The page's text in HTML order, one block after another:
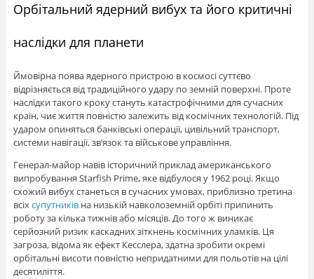
Орбітальний ядерний вибух та його критичні
наслідки для планети
Ймовірна поява ядерного пристрою в космосі суттєво
відрізняється від традиційного удару по земній поверхні. Проте
наслідки такого кроку стануть катастрофічними для сучасних
країн, чиє життя повністю залежить від космічних технологій. Під
ударом опиняться банківські операції, цивільний транспорт,
системи навігації, зв’язок та військове управління.
Генерал-майор навів історичний приклад американського
випробування Starfish Prime, яке відбулося у 1962 році. Якщо
схожий вибух станеться в сучасних умовах, приблизно третина
всіхсупутниківна низькій навколоземній орбіті припинить
роботу за кілька тижнів або місяців. До того ж виникає
серйозний ризик каскадних зіткнень космічних уламків. Ця
загроза, відома як ефект Кесслера, здатна зробити окремі
орбітальні висоти повністю непридатними для польотів на цілі
десятиліття.